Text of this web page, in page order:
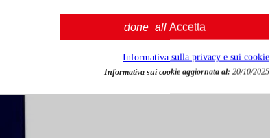
done_all Accetta
Informativa sulla privacy e sui cookie
Informativa sui cookie aggiornata al: 20/10/2025